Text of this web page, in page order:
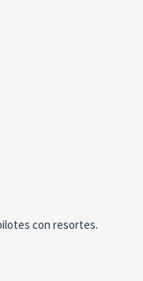
con resortes.